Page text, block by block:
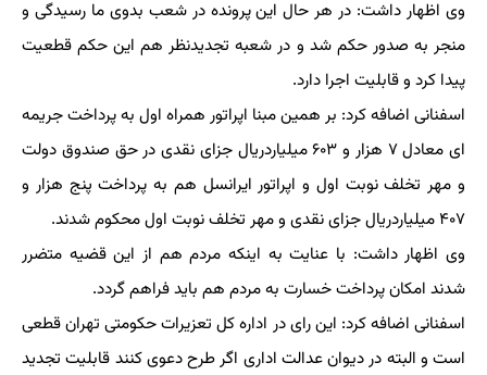
وی اظهار داشت: در هر حال این پرونده در شعب بدوی ما رسیدگی و
منجر به صدور حکم شد و در شعبه تجدیدنظر هم این حکم قطعیت
پیدا کرد و قابلیت اجرا دارد.
اسفنانی اضافه کرد: بر همین مبنا اپراتور همراه اول به پرداخت جریمه
ای معادل ۷ هزار و ۶۰۳ میلیاردریال جزای نقدی در حق صندوق دولت
و مهر تخلف نوبت اول و اپراتور ایرانسل هم به پرداخت پنج هزار و
۴۰۷ میلیاردریال جزای نقدی و مهر تخلف نوبت اول محکوم شدند.
وی اظهار داشت: با عنایت به اینکه مردم هم از این قضیه متضرر
شدند امکان پرداخت خسارت به مردم هم باید فراهم گردد.
اسفنانی اضافه کرد: این رای در اداره کل تعزیرات حکومتی تهران قطعی
است و البته در دیوان عدالت اداری اگر طرح دعوی کنند قابلیت تجدید